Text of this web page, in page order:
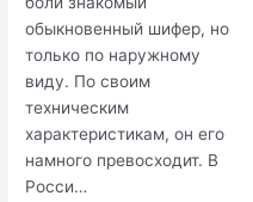
обыкновенный шифер, но
только по наружному
виду. По своим
техническим
характеристикам, он его
намного превосходит. В
Росси…